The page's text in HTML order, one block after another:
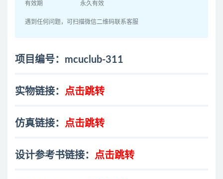
有效期 永久有效
遇到任何问题，可扫描微信二维码联系客服
项目编号：mcuclub-311
实物链接： 点击跳转
仿真链接： 点击跳转
设计参考书链接： 点击跳转